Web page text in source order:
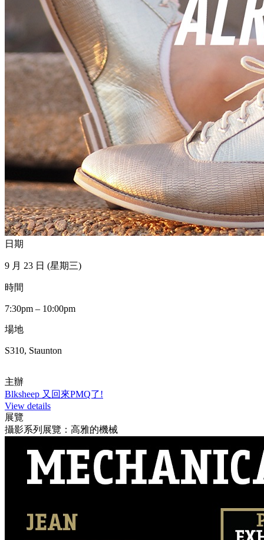
日期
9 月 23 日 (星期三)
時間
7:30pm – 10:00pm
場地
S310, Staunton
主辦
Blksheep 又回來PMQ了!
View details
展覽
攝影系列展覽：高雅的機械